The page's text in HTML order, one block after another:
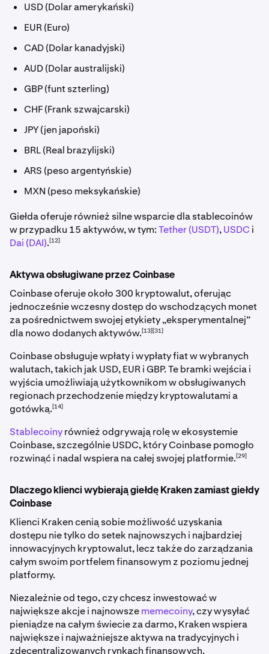
USD (Dolar amerykański)
EUR (Euro)
CAD (Dolar kanadyjski)
AUD (Dolar australijski)
GBP (funt szterling)
CHF (Frank szwajcarski)
JPY (jen japoński)
BRL (Real brazylijski)
ARS (peso argentyńskie)
MXN (peso meksykańskie)
Giełda oferuje również silne wsparcie dla stablecoinów
w przypadku 15 aktywów, w tym:Tether (USDT),USDC i
Dai (DAI).[12]
Aktywa obsługiwane przez Coinbase
Coinbase oferuje około 300 kryptowalut, oferując
jednocześnie wczesny dostęp do wschodzących monet
za pośrednictwem swojej etykiety „eksperymentalnej”
dla nowo dodanych aktywów.[13][31]
Coinbase obsługuje wpłaty i wypłaty fiat w wybranych
walutach, takich jak USD, EUR i GBP. Te bramki wejścia i
wyjścia umożliwiają użytkownikom w obsługiwanych
regionach przechodzenie między kryptowalutami a
gotówką.[14]
Stablecoinyrównież odgrywają rolę w ekosystemie
Coinbase, szczególnie USDC, który Coinbase pomogło
rozwinąć i nadal wspiera na całej swojej platformie.[29]
Dlaczego klienci wybierają giełdę Kraken zamiast giełdy
Coinbase
Klienci Kraken cenią sobie możliwość uzyskania
dostępu nie tylko do setek najnowszych i najbardziej
innowacyjnych kryptowalut, lecz także do zarządzania
całym swoim portfelem finansowym z poziomu jednej
platformy.
Niezależnie od tego, czy chcesz inwestować w
największe akcje i najnowszememecoiny, czy wysyłać
pieniądze na całym świecie za darmo, Kraken wspiera
największe i najważniejsze aktywa na tradycyjnych i
zdecentralizowanych rynkach finansowych.